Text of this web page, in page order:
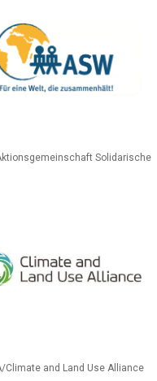
Solidarische
Climate and Land Use Alliance